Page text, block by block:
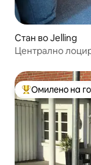
Стан во Jelling
Централно
МеѓуОмилено на